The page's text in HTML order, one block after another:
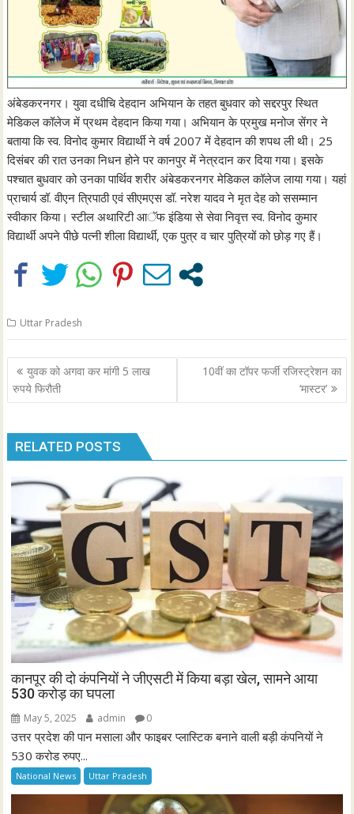
अंबेडकरनगर। युवा दधीचि देहदान अभियान के तहत बुधवार को सद्दरपुर स्थित
मेडिकल कॉलेज में प्रथम देहदान किया गया। अभियान के प्रमुख मनोज सेंगर ने
बताया कि स्व. विनोद कुमार विद्यार्थी ने वर्ष 2007 में देहदान की शपथ ली थी। 25
दिसंबर की रात उनका निधन होने पर कानपुर में नेत्रदान कर दिया गया। इसके
पश्चात बुधवार को उनका पार्थिव शरीर अंबेडकरनगर मेडिकल कॉलेज लाया गया। यहां
प्राचार्य डॉ. वीएन त्रिपाठी एवं सीएमएस डॉ. नरेश यादव ने मृत देह को ससम्मान
स्वीकार किया। स्टील अथारिटी आॅफ इंडिया से सेवा निवृत्त स्व. विनोद कुमार
विद्यार्थी अपने पीछे पत्नी शीला विद्यार्थी, एक पुत्र व चार पुत्रियों को छोड़ गए हैं।
Uttar Pradesh
Post
navigation
युवक को अगवा कर मांगी 5 लाख
रुपये फिरौती
10वीं का टॉपर फर्जी रजिस्ट्रेशन का
‘मास्टर’
RELATED POSTS
कानपूर की दो कंपनियों ने जीएसटी में किया बड़ा खेल, सामने आया
530 करोड़ का घपला
May 5, 2025 admin 0
उत्तर प्रदेश की पान मसाला और फाइबर प्लास्टिक बनाने वाली बड़ी कंपनियों ने
530 करोड रुपए...
National News Uttar Pradesh